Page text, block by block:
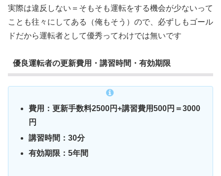
実際は違反しない＝そもそも運転をする機会が少ないって
ことも往々にしてある（俺もそう）ので、必ずしもゴール
ドだから運転者として優秀ってわけでは無いです
優良運転者の更新費用・講習時間・有効期限
費用：更新手数料2500円+講習費用500円＝3000
円
講習時間：30分
有効期限：5年間